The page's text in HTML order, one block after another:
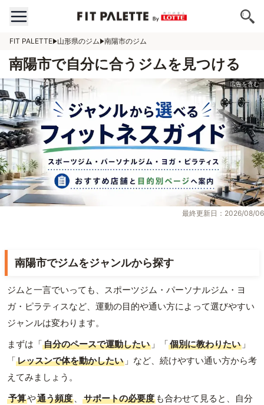
FIT PALETTE 山形県のジム 南陽市のジム
南陽市で自分に合うジムを見つける
最終更新日：2026/08/06
南陽市でジムをジャンルから探す
ジムと一言でいっても、スポーツジム・パーソナルジム・ヨ
ガ・ピラティスなど、運動の目的や通い方によって選びやすい
ジャンルは変わります。
まずは「自分のペースで運動したい 」「個別に教わりたい 」
「レッスンで体を動かしたい 」など、続けやすい通い方から考
えてみましょう。
予算や通う頻度 、 サポートの必要度 も合わせて見ると、自分